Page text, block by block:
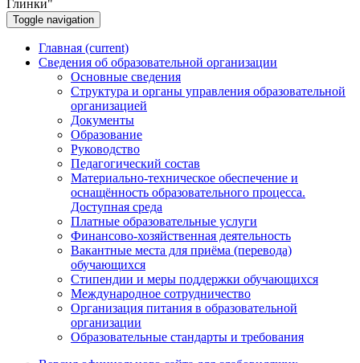
Глинки"
Toggle navigation
Главная (current)
Сведения об образовательной организации
Основные сведения
Структура и органы управления образовательной
организацией
Документы
Образование
Руководство
Педагогический состав
Материально-техническое обеспечение и
оснащённость образовательного процесса.
Доступная среда
Платные образовательные услуги
Финансово-хозяйственная деятельность
Вакантные места для приёма (перевода)
обучающихся
Стипендии и меры поддержки обучающихся
Международное сотрудничество
Организация питания в образовательной
организации
Образовательные стандарты и требования